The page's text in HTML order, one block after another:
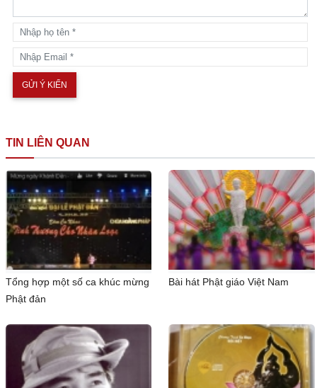
TIN LIÊN QUAN
Tổng hợp một số ca khúc mừng
Phật đản
Bài hát Phật giáo Việt Nam